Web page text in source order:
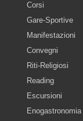
Corsi
Gare-Sportive
Manifestazioni
Convegni
Riti-Religiosi
Reading
Escursioni
Enogastronomia